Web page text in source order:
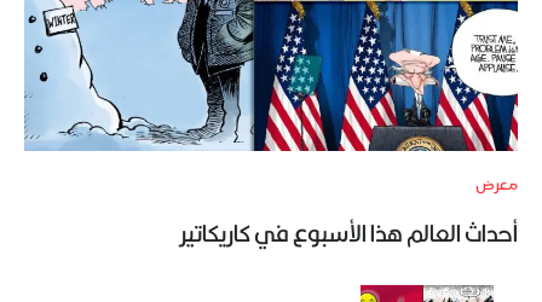
معرض
أحداث العالم هذا الأسبوع في كاريكاتير